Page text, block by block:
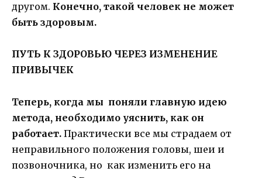
другом. Конечно, такой человек не может
быть здоровым.
ПУТЬ К ЗДОРОВЬЮ ЧЕРЕЗ ИЗМЕНЕНИЕ
ПРИВЫЧЕК
Теперь, когда мы поняли главную идею
метода, необходимо уяснить, как он
работает. Практически все мы страдаем от
неправильного положения головы, шеи и
позвоночника, но как изменить его на